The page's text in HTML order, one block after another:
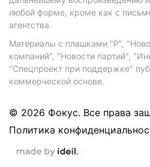
любой форме, кроме как с
агентства.
Материалы с плашками "Р",
компаний", "Новости партий",
"Спецпроект при поддержке"
коммерческой основе.
© 2026 Фокус. Все права
Политика